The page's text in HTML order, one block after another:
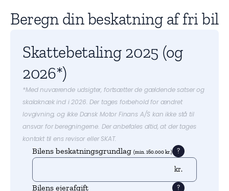
Beregn din beskatning af fri bil
Skattebetaling 2025 (og
2026*)
*Med nuværende udsigter, fortsætter de gældende satser og
skalaknæk ind i 2026. Der tages forbehold for ændret
lovgivning, og ikke Dansk Motor Finans A/S kan ikke stå til
ansvar for beregningerne. Der anbefales altid, at der tages
kontakt til ens revisor eller SKAT.
Bilens beskatningsgrundlag (min. 160.000 kr.) ?
Bilens ejerafgift ?